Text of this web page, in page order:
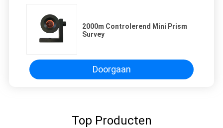
2000m Controlerend Mini Prism
Survey
Doorgaan
Top Producten